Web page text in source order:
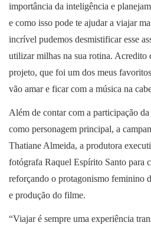
importância da inteligência e
e como isso pode te ajudar a viajar
incrível pudemos desmistificar esse
utilizar milhas na sua rotina. Acredito
projeto, que foi um dos meus
vão amar e ficar com a música na
Além de contar com a participação
como personagem principal, a
Thatiane Almeida, a produtora
fotógrafa Raquel Espírito Santo para
reforçando o protagonismo feminino
e produção do filme.
“Viajar é sempre uma experiência